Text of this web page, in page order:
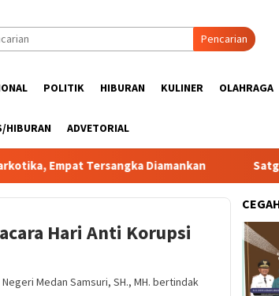
Pencarian
POLITIK HIBURAN KULINER OLAHRAGA
HIBURAN ADVETORIAL
Tersangka Diamankan Satgas PRR Pacu
Hari Anti Korupsi
Medan Samsuri, SH., MH. bertindak